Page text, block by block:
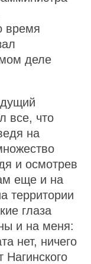
время
деле
все, что
на
и осмотрев
еще и на
территории
глаза
и на меня:
нет, ничего
Нагинского